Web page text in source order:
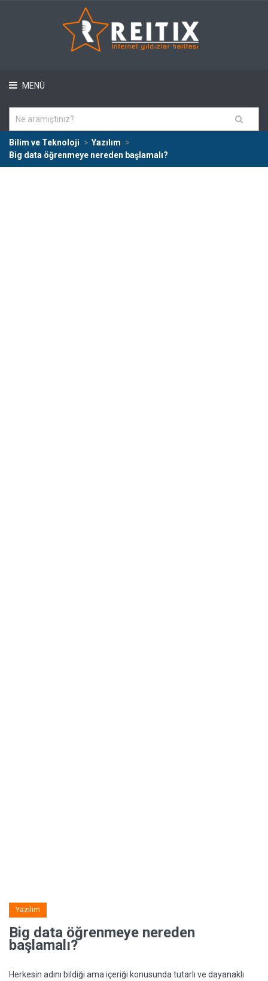
MENÜ
Bilim ve Teknoloji
Yazılım
Big data öğrenmeye nereden başlamalı?
Yazılım
Big data öğrenmeye nereden
başlamalı?
Herkesin adını bildiği ama içeriği konusunda tutarlı ve dayanaklı